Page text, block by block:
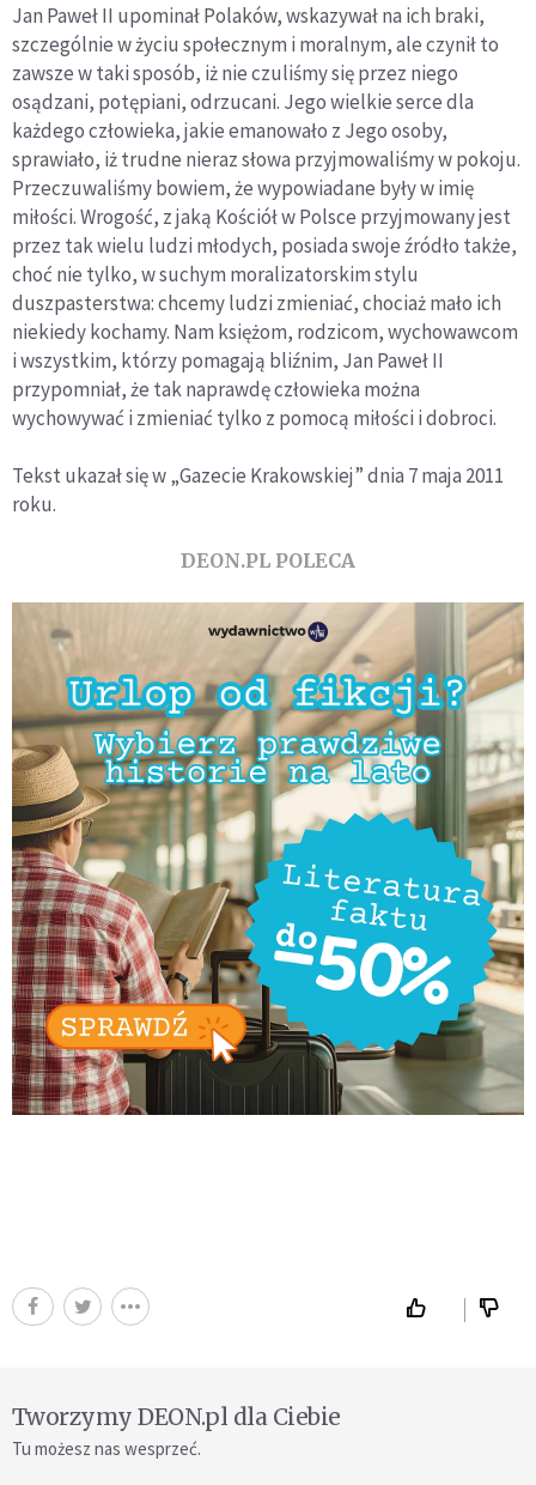
Jan Paweł II upominał Polaków, wskazywał na ich braki,
szczególnie w życiu społecznym i moralnym, ale czynił to
zawsze w taki sposób, iż nie czuliśmy się przez niego
osądzani, potępiani, odrzucani. Jego wielkie serce dla
każdego człowieka, jakie emanowało z Jego osoby,
sprawiało, iż trudne nieraz słowa przyjmowaliśmy w pokoju.
Przeczuwaliśmy bowiem, że wypowiadane były w imię
miłości. Wrogość, z jaką Kościół w Polsce przyjmowany jest
przez tak wielu ludzi młodych, posiada swoje źródło także,
choć nie tylko, w suchym moralizatorskim stylu
duszpasterstwa: chcemy ludzi zmieniać, chociaż mało ich
niekiedy kochamy. Nam księżom, rodzicom, wychowawcom
i wszystkim, którzy pomagają bliźnim, Jan Paweł II
przypomniał, że tak naprawdę człowieka można
wychowywać i zmieniać tylko z pomocą miłości i dobroci.
Tekst ukazał się w „Gazecie Krakowskiej” dnia 7 maja 2011
roku.
DEON.PL POLECA
Tworzymy DEON.pl dla Ciebie
Tu możesz nas wesprzeć.